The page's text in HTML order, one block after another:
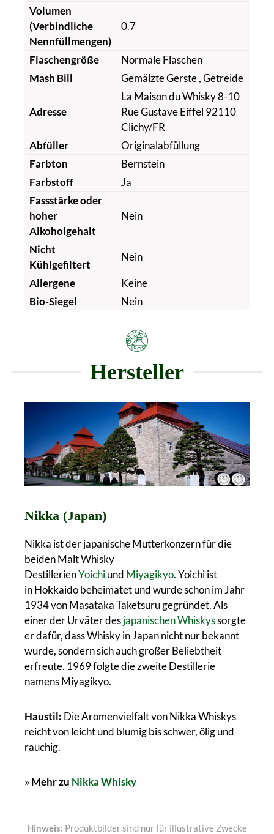
Volumen
(Verbindliche
Nennfüllmengen)
0.7
Flaschengröße
Normale Flaschen
Mash Bill
Gemälzte Gerste, Getreide
Adresse
La Maison du Whisky 8-10
Rue Gustave Eiffel 92110
Clichy/FR
Abfüller
Originalabfüllung
Farbton
Bernstein
Farbstoff
Ja
Fassstärke oder
hoher
Alkoholgehalt
Nein
Nicht
Kühlgefiltert
Nein
Allergene
Keine
Bio-Siegel
Nein
Hersteller
Nikka (Japan)
Nikka ist der japanische Mutterkonzern für die
beiden Malt Whisky
DestillerienYoichiund Miyagikyo. Yoichi ist
in Hokkaido beheimatet und wurde schon im Jahr
1934 von Masataka Taketsuru gegründet. Als
einer der Urväter desjapanischen Whiskyssorgte
er dafür, dass Whisky in Japan nicht nur bekannt
wurde, sondern sich auch großer Beliebtheit
erfreute. 1969 folgte die zweite Destillerie
namens Miyagikyo.
Haustil: Die Aromenvielfalt von Nikka Whiskys
reicht von leicht und blumig bis schwer, ölig und
rauchig.
» Mehr zu Nikka Whisky
Hinweis: Produktbilder sind nur für illustrative Zwecke